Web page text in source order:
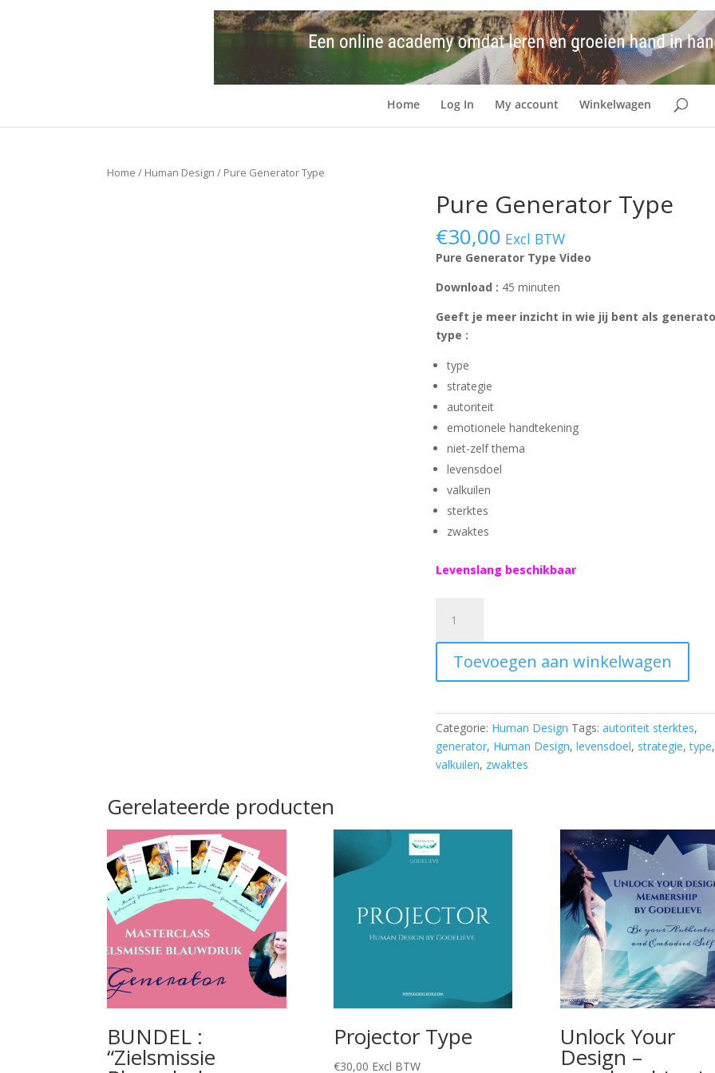
Home Log In My account Winkelwagen
Home / Human Design / Pure Generator Type
Pure Generator Type
€30,00 Excl BTW
Pure Generator Type Video
Download : 45 minuten
Geeft je meer inzicht in wie jij bent als
type :
type
strategie
autoriteit
emotionele handtekening
niet-zelf thema
levensdoel
valkuilen
sterktes
zwaktes
Levenslang beschikbaar
Generator
Type
aantalToevoegen aan winkelwagen
Categorie: Human Design Tags:autoriteit sterktes,
generator, Human Design,levensdoel, strategie,type,
valkuilen, zwaktes
Gerelateerde producten
BUNDEL :
“Zielsmissie
Projector Type
€30,00 Excl BTW
Unlock Your
Design –